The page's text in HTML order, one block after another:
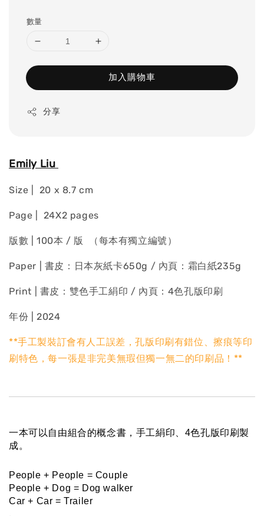
數量
加入購物車
分享
Emily Liu
Size | 20 x 8.7 cm
Page | 24X2 pages
版數 | 100本 / 版 （每本有獨立編號）
Paper | 書皮：日本灰紙卡650g / 內頁：霜白紙235g
Print | 書皮：雙色手工絹印 / 內頁：4色孔版印刷
年份 | 2024
**手工製裝訂會有人工誤差，孔版印刷有錯位、擦痕等印
刷特色，每一張是非完美無瑕但獨一無二的印刷品！**
一本可以自由組合的概念書，手工絹印、4色孔版印刷製
成。
People + People = Couple
People + Dog = Dog walker
Car + Car = Trailer
.